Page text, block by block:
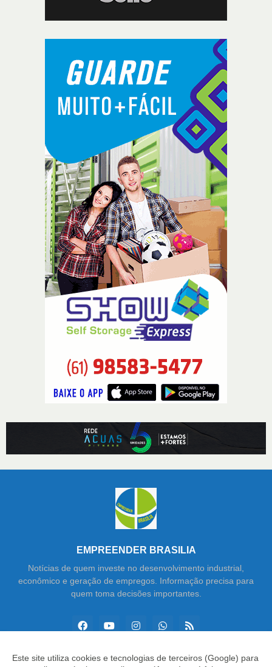
EMPREENDER BRASILIA
Notícias de quem investe no desenvolvimento industrial,
econômico e geração de empregos. Informação precisa para
quem toma decisões importantes.
Este site utiliza cookies e tecnologias de terceiros (Google) para